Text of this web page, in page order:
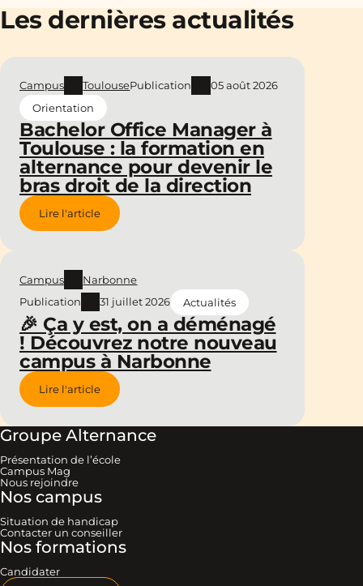
Les dernières actualités
Bachelor Office Manager à
Toulouse : la formation en
alternance pour devenir le
bras droit de la direction
Campus ToulousePublication
05 août 2026
Orientation
Lire l'article
🎉 Ça y est, on a déménagé
! Découvrez notre nouveau
campus à Narbonne
Campus
Narbonne
Publication
31 juillet 2026 Actualités
Lire l'article
Groupe Alternance
Présentation de l’école
Campus Mag
Nous rejoindre
Nos campus
Situation de handicap
Contacter un conseiller
Nos formations
Candidater